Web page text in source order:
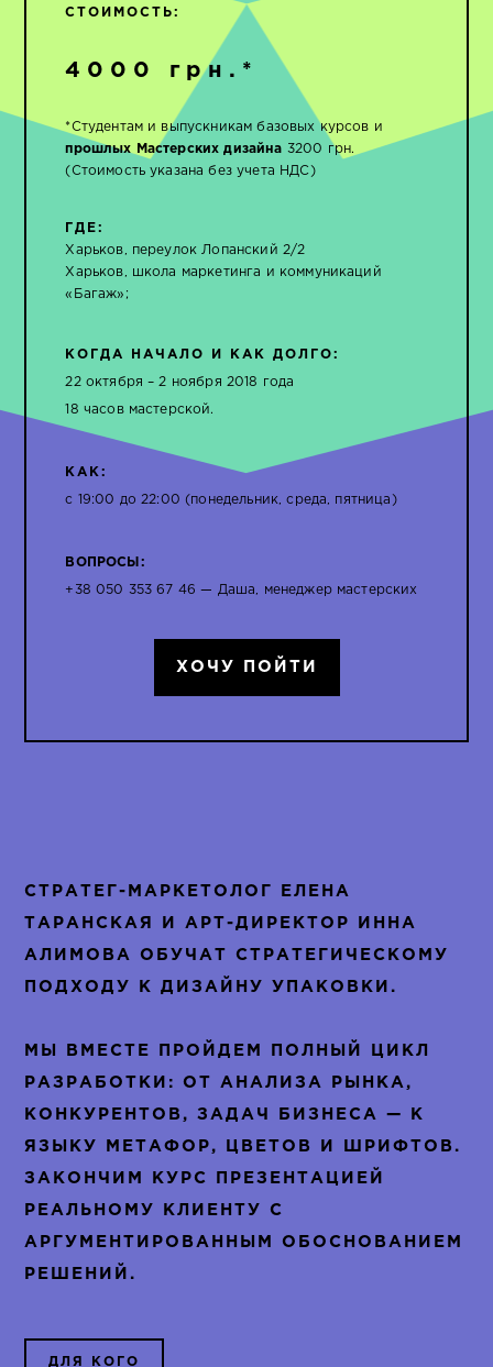
СТОИМОСТЬ:
4000 грн.*
*Студентам и выпускникам базовых курсов и
прошлых Мастерских дизайна 3200 грн.
(Стоимость указана без учета НДС)
ГДЕ:
Харьков, переулок Лопанский 2/2
Харьков, школа маркетинга и коммуникаций
«Багаж»;
КОГДА НАЧАЛО И КАК ДОЛГО:
22 октября – 2 ноября 2018 года
18 часов мастерской.
КАК:
с 19:00 до 22:00 (понедельник, среда, пятница)
ВОПРОСЫ:
+38 050 353 67 46 — Даша, менеджер мастерских
ХОЧУ ПОЙТИ
СТРАТЕГ-МАРКЕТОЛОГ ЕЛЕНА
ТАРАНСКАЯ И АРТ-ДИРЕКТОР ИННА
АЛИМОВА ОБУЧАТ СТРАТЕГИЧЕСКОМУ
ПОДХОДУ К ДИЗАЙНУ УПАКОВКИ.
МЫ ВМЕСТЕ ПРОЙДЕМ ПОЛНЫЙ ЦИКЛ
РАЗРАБОТКИ: ОТ АНАЛИЗА РЫНКА,
КОНКУРЕНТОВ, ЗАДАЧ БИЗНЕСА — К
ЯЗЫКУ МЕТАФОР, ЦВЕТОВ И ШРИФТОВ.
ЗАКОНЧИМ КУРС ПРЕЗЕНТАЦИЕЙ
РЕАЛЬНОМУ КЛИЕНТУ С
АРГУМЕНТИРОВАННЫМ ОБОСНОВАНИЕМ
РЕШЕНИЙ.
ДЛЯ КОГО